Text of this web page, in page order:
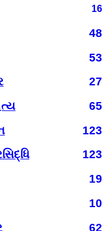
16
48
53
27
65
123
123
19
10
62